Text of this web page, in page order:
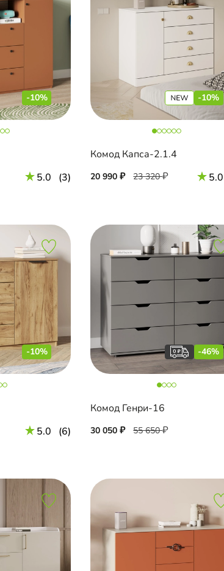
-10%
5.0 (3)
-10%
Комод Капса-2.1.4
20 990 23 320 5.0
-10%
5.0 (6)
-46%
Комод Генри-16
30 050 55 650